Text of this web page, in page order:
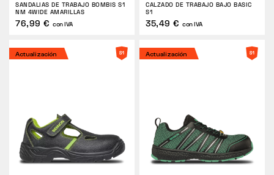
SANDALIAS DE TRABAJO BOMBIS S1
NM 4WIDE AMARILLAS
76,99 € con IVA
CALZADO DE TRABAJO BAJO BASIC
S1
35,49 € con IVA
Actualización Actualización